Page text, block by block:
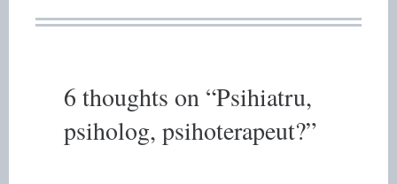
6 thoughts on “Psihiatru,
psiholog, psihoterapeut?”